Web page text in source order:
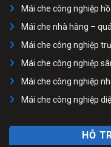
Mái che công nghiệp
Mái che nhà hàng –
Mái che công nghiệp
Mái che công nghiệp
Mái che công nghiệp
Mái che công nghiệp
HỖ